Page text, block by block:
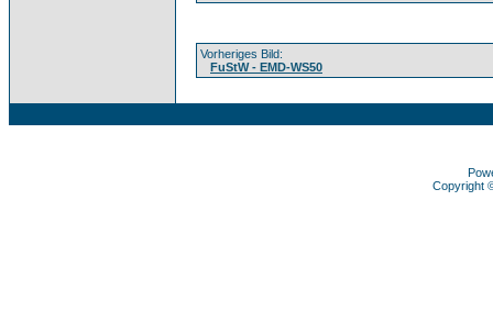
Vorheriges Bild:
FuStW - EMD-WS50
Copyright